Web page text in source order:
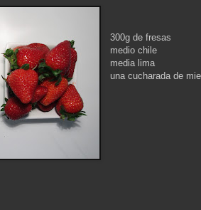
300g de fresas
medio chile
media lima
una cucharada de